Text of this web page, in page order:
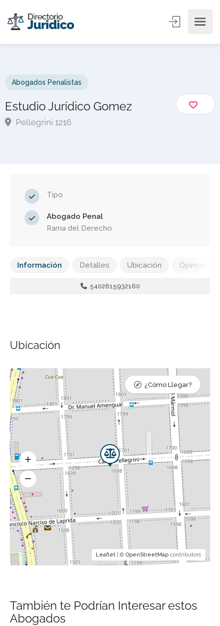
Abogados Penalistas
Estudio Jurídico Gomez
Pellegrini 1216
Tipo
Abogado Penal
Rama del Derecho
Información Detalles Ubicación Opiniones
5402615932160
Ubicación
Leaflet | © OpenStreetMap contributors
¿Cómo Llegar?
También te Podrían Interesar estos
Abogados